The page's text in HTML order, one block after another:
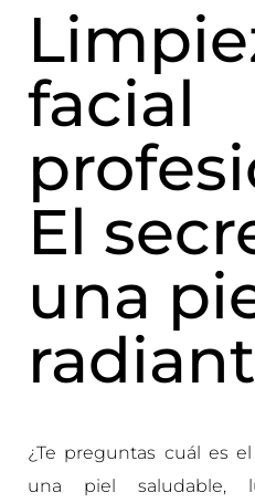
facial
El
una
¿Te preguntas cuál es
una piel saludable,